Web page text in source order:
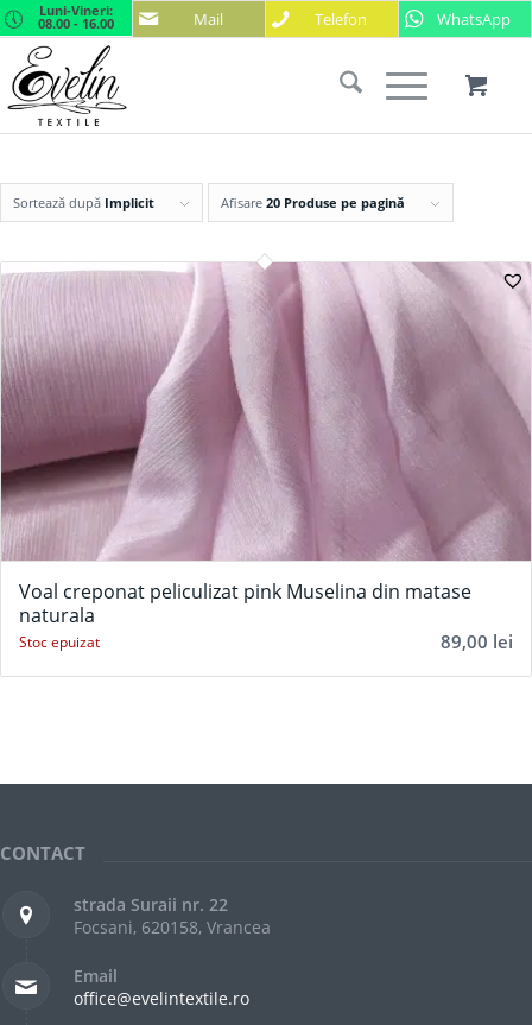
Mail Telefon WhatsApp
Luni-Vineri:
08.00 - 16.00
Sortează după Implicit Afisare 20 Produse pe pagină
Voal creponat peliculizat pink Muselina din matase
naturala
89,00 lei
Stoc epuizat
CONTACT
strada Suraii nr. 22
Focsani, 620158, Vrancea
Email
office@evelintextile.ro